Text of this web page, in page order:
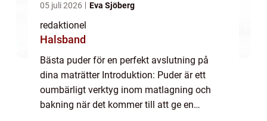
05 juli 2026 Eva Sjöberg
redaktionel
Halsband
Bästa puder för en perfekt avslutning på
dina maträtter Introduktion: Puder är ett
oumbärligt verktyg inom matlagning och
bakning när det kommer till att ge en